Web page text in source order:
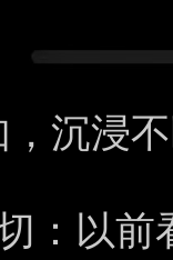
沉浸不
： 以前